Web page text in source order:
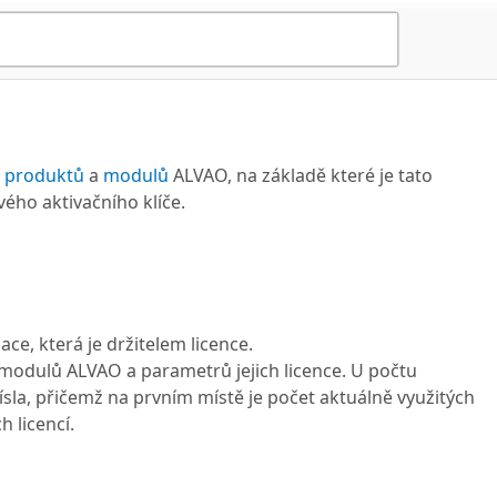
produktů a modulů ALVAO, na základě které je tato
aktivačního klíče.
která je držitelem licence.
ALVAO a parametrů jejich licence. U počtu
přičemž na prvním místě je počet aktuálně využitých
licencí.